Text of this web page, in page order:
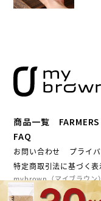
商品一覧 FARMERS
FAQ
お問い合わせ プライ
特定商取引法に基づく表
mybrown（マイブラウン
提供するブランドです。全